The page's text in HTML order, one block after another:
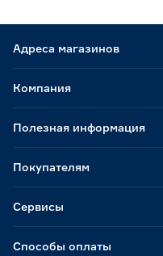
Адреса магазинов
Способы оплаты
Компания
Полезная информация
Покупателям
Сервисы